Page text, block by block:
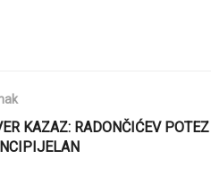
KAZAZ: RADONČIĆEV